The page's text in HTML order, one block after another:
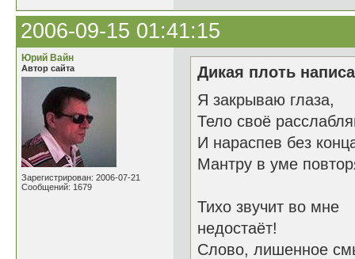
2006-09-15 01:41:15
Юрий Вайн
Автор сайта
Зарегистрирован: 2006-07-21
Сообщений: 1679
Дикая плоть
Я закрываю глаза,
Тело своё
И нараспев без
Мантру в уме
Тихо звучит во
недостаёт!
Слово, лишенное